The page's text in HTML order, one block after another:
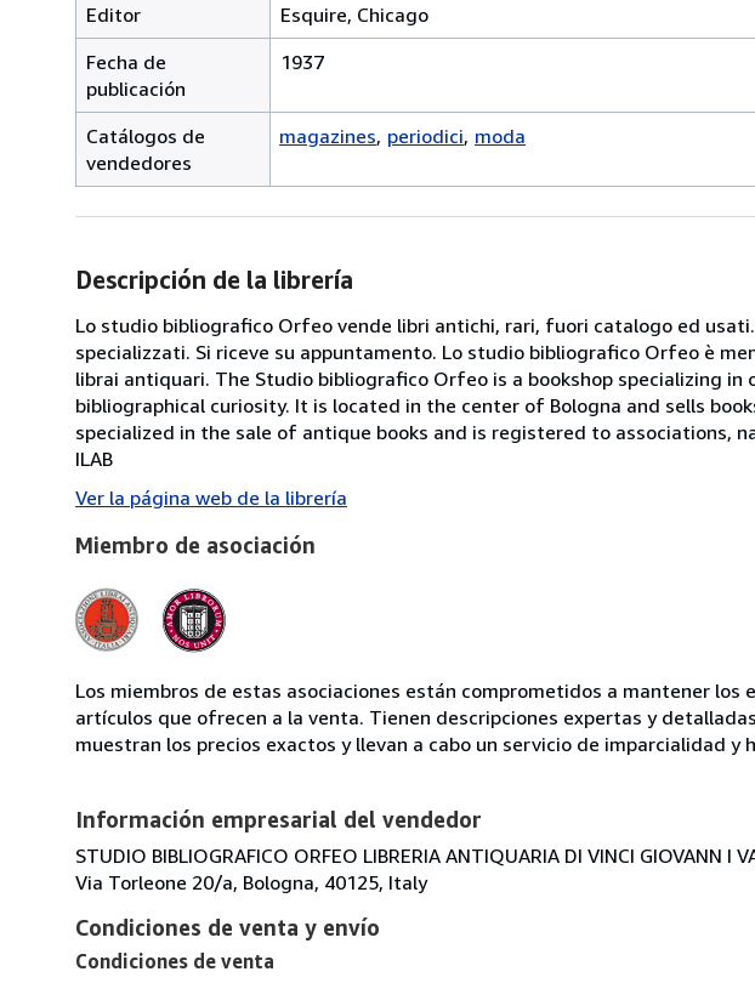
Editor
Esquire, Chicago
Fecha de
publicación
1937
Catálogos de
vendedores
magazines periodici moda
Descripción de la librería
Lo studio bibliografico Orfeo vende libri antichi, rari, fuori catalogo ed
specializzati. Si riceve su appuntamento. Lo studio bibliografico Orfeo è
librai antiquari. The Studio bibliografico Orfeo is a bookshop specializing
bibliographical curiosity. It is located in the center of Bologna and sells
specialized in the sale of antique books and is registered to associations,
ILAB
Ver la página web de la librería
Miembro de asociación
Los miembros de estas asociaciones están comprometidos a mantener
artículos que ofrecen a la venta. Tienen descripciones expertas y
muestran los precios exactos y llevan a cabo un servicio de imparcialidad
Información empresarial del vendedor
STUDIO BIBLIOGRAFICO ORFEO LIBRERIA ANTIQUARIA DI VINCI GIOVANN I
Via Torleone 20/a, Bologna, 40125, Italy
Condiciones de venta y envío
Condiciones de venta